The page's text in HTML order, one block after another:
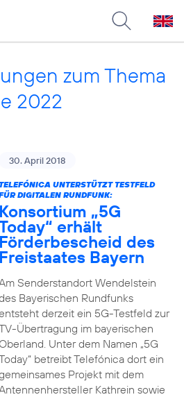
zum Thema
2022
30. April 2018
UNTERSTÜTZT TESTFELD
DIGITALEN RUNDFUNK:
Konsortium „5G
erhält
Förderbescheid des
Freistaates Bayern
Senderstandort Wendelstein
Bayerischen Rundfunks
derzeit ein 5G-Testfeld zur
Übertragung im bayerischen
Oberland. Unter dem Namen „5G
betreibt Telefónica dort ein
Projekt mit dem
Kathrein sowie